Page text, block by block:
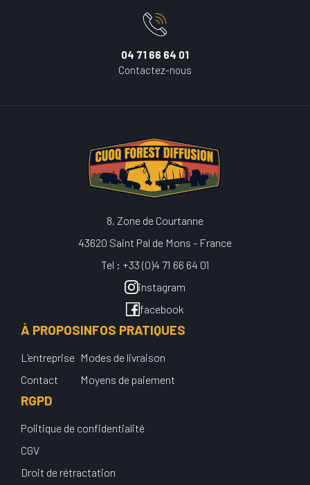
04 71 66 64 01
Contactez-nous
8, Zone de Courtanne
43620 Saint Pal de Mons - France
Tel : +33 (0)4 71 66 64 01
instagram
facebook
À PROPOS
L'entreprise
Contact
INFOS PRATIQUES
Modes de livraison
Moyens de paiement
RGPD
Politique de confidentialité
CGV
Droit de rétractation